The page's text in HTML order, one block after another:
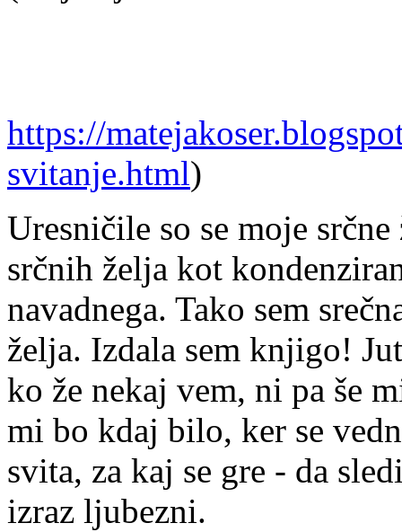
https://
svitanje.html)
Uresničile so se moje
srčnih želja kot
navadnega. Tako sem
želja. Izdala sem knjigo!
ko že nekaj vem, ni pa še
mi bo kdaj bilo, ker se
svita, za kaj se gre - da
izraz ljubezni.